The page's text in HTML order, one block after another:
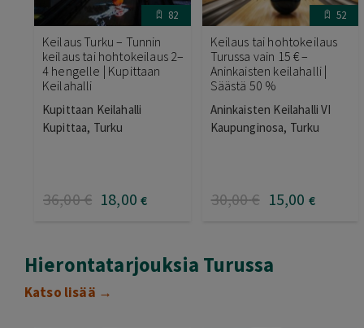
82
Keilaus Turku – Tunnin
keilaus tai hohtokeilaus 2–
4 hengelle | Kupittaan
Keilahalli
Kupittaan Keilahalli
Kupittaa, Turku
36,00€ 18,00 €
52
Keilaus tai hohtokeilaus
Turussa vain 15 € –
Aninkaisten keilahalli |
Säästä 50 %
Aninkaisten Keilahalli VI
Kaupunginosa, Turku
30,00€ 15,00 €
Hierontatarjouksia Turussa
Katso lisää →